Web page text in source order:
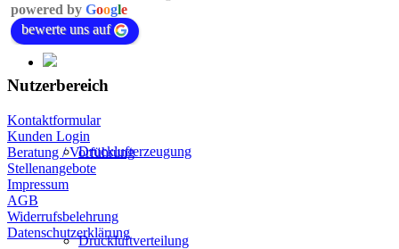
Drucklufterzeugung
Druckluftverteilung
powered by Google
bewerte uns auf
Nutzerbereich
Kontaktformular
Kunden Login
Beratung / Vorführung
Stellenangebote
Impressum
AGB
Widerrufsbelehrung
Datenschutzerklärung